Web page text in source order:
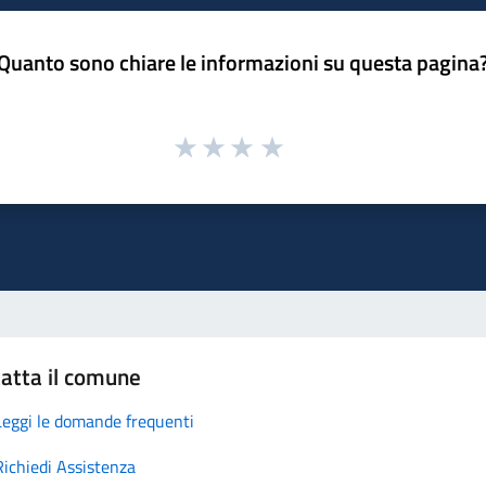
sono chiare le informazioni su questa
il comune
le domande frequenti
Assistenza